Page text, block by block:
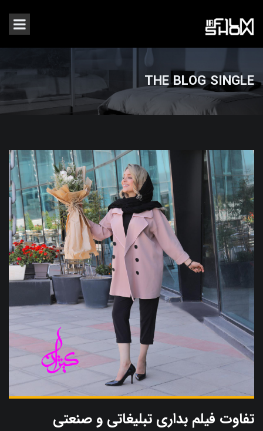
THE BLOG SINGLE
تفاوت فیلم بداری تبلیغاتی و صنعتی